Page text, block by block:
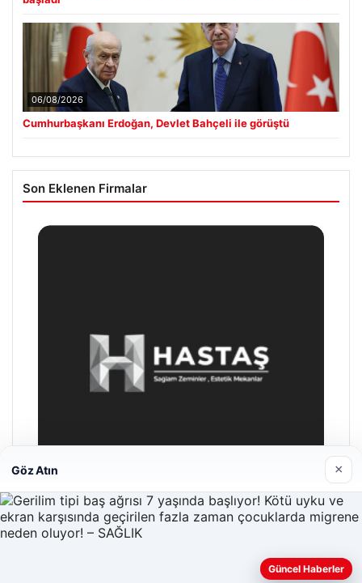
06/08/2026
Cumhurbaşkanı Erdoğan, Devlet Bahçeli ile görüştü
Son Eklenen Firmalar
Hastaş Beton
Göz Atın ×
Güncel Haberler